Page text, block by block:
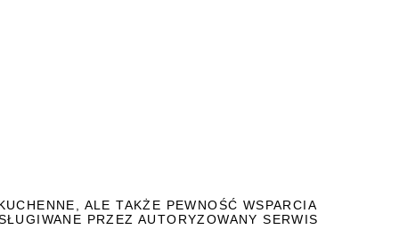
ALE TAKŻE PEWNOŚĆ WSPARCIA
PRZEZ AUTORYZOWANY SERWIS